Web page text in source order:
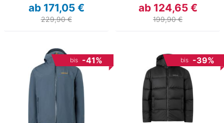
ab 171,05 €
229,90 €
ab 124,65 €
199,90 €
bis -41% bis -39%